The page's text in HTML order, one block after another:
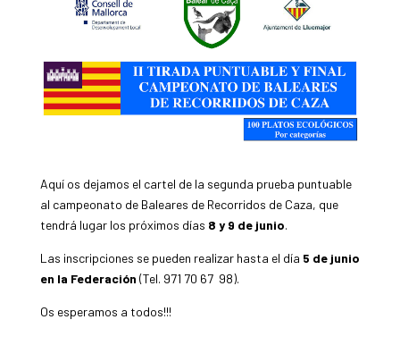
Aquí os dejamos el cartel de la segunda prueba puntuable
al campeonato de Baleares de Recorridos de Caza, que
tendrá lugar los próximos días 8 y 9 de junio.
Las inscripciones se pueden realizar hasta el día 5 de junio
en la Federación (Tel. 971 70 67 98).
Os esperamos a todos!!!